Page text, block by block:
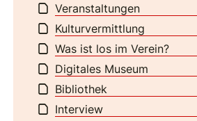
Veranstaltungen
Kulturvermittlung
Was ist los im Verein?
Digitales Museum
Bibliothek
Interview